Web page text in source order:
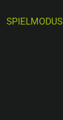
SPIELMODUS